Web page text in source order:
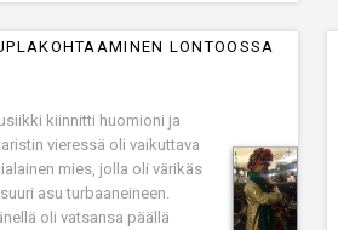
kutsui sitä nimellä
LONTOOSSA
kiinnitti huomioni ja
vieressä oli vaikuttava
mies, jolla oli värikäs
asu turbaaneineen.
oli vatsansa päällä